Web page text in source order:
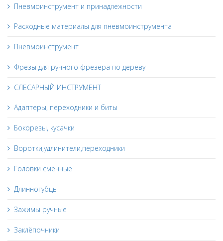
Пневмоинструмент и принадлежности
Расходные материалы для пневмоинструмента
Пневмоинструмент
Фрезы для ручного фрезера по дереву
СЛЕСАРНЫЙ ИНСТРУМЕНТ
Адаптеры, переходники и биты
Бокорезы, кусачки
Воротки,удлинители,переходники
Головки сменные
Длинногубцы
Зажимы ручные
Заклёпочники